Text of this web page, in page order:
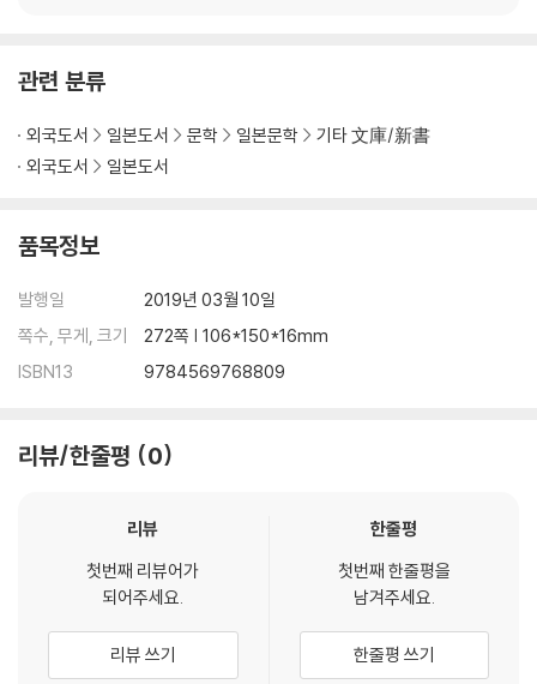
관련 분류
외국도서 일본도서 문학 일본문학
기타 文庫/新書
외국도서
일본도서
품목정보
발행일
2019년 03월 10일
쪽수, 무게, 크기
272쪽 | 106*150*16mm
ISBN13
9784569768809
리뷰/한줄평 0
리뷰
첫번째 리뷰어가
되어주세요.
리뷰 쓰기
한줄평
첫번째 한줄평을
남겨주세요.
한줄평 쓰기